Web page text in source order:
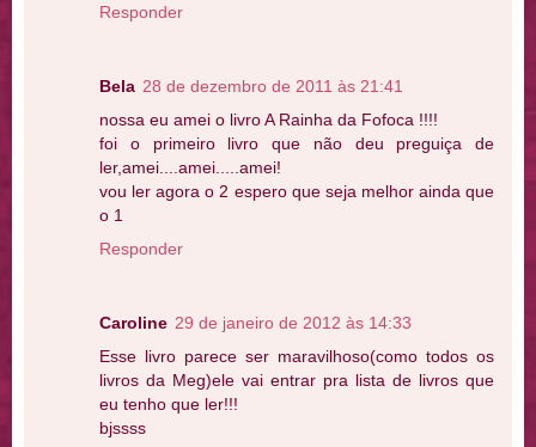
Responder
Bela 28 de dezembro de 2011 às 21:41
nossa eu amei o livro A Rainha da Fofoca !!!!
foi o primeiro livro que não deu preguiça de
ler,amei....amei.....amei!
vou ler agora o 2 espero que seja melhor ainda que
o 1
Responder
Caroline 29 de janeiro de 2012 às 14:33
Esse livro parece ser maravilhoso(como todos os
livros da Meg)ele vai entrar pra lista de livros que
eu tenho que ler!!!
bjssss